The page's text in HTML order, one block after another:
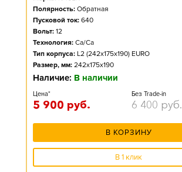
Полярность: Обратная
Пусковой ток: 640
Вольт: 12
Технология: Ca/Ca
Тип корпуса: L2 (242x175x190) EURO
Размер, мм: 242x175x190
Наличие: В наличии
Цена*
5 900 руб.
Без Trade-in
6 400 руб.
В КОРЗИНУ
В 1 клик